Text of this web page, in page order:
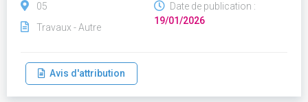
05
Travaux - Autre
Date de publication :
19/01/2026
Avis d'attribution